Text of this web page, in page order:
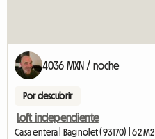
4036 MXN / noche
Por descubrir
Loft independiente
Casa entera | Bagnolet (93170) | 62 M2